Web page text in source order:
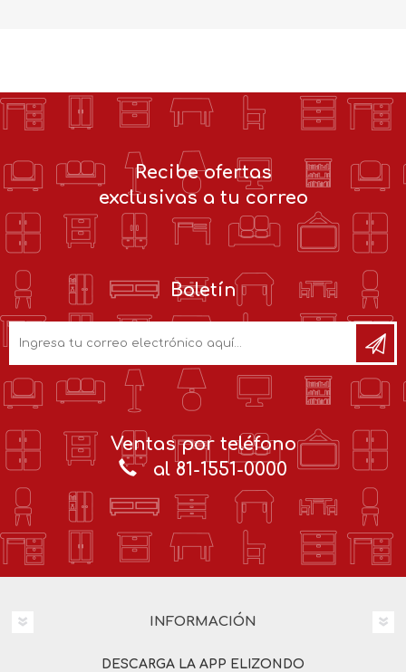
Recibe ofertas
exclusivas a tu correo
Boletín
Ventas por teléfono
al 81-1551-0000
INFORMACIÓN
DESCARGA LA APP ELIZONDO